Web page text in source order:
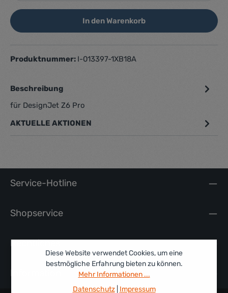
In den Warenkorb
Produktnummer: I-013397-1XB18A
Beschreibung
für DesignJet Z6 Pro
AKTUELLE AKTIONEN
Service-Hotline
Shopservice
Rechtliches
Information
Diese Website verwendet Cookies, um eine
bestmögliche Erfahrung bieten zu können.
Mehr Informationen ...
Datenschutz| Impressum